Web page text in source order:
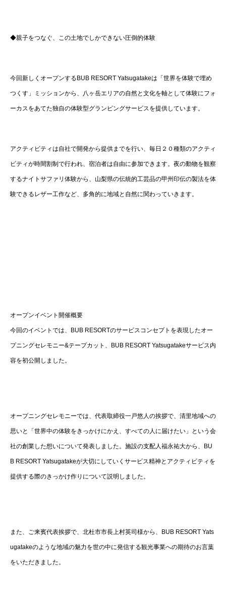
◆親子をつなぐ、この土地でしかできない圧倒的体験
今回新しくオープンするBUB RESORT Yatsugatakeは「世界を体験で埋め
つくす」ミッションから、八ヶ岳エリアの自然と文化を軸として体験にフォ
ーカスをあてた独自の体験型グランピングサービスを提供しています。
アクティビティは自社で開発から提供までを行い、毎日２０種類のアクティ
ビティが時間割制で行われ、宿泊者は自由に参加できます。夜の動物を観察
するナイトサファリ体験から、山梨県の伝統的工芸品の甲州印伝の製法を体
験できるレザー工作など、多角的に地域と自然に関わっていきます。
オープンイベント開催概要
今回のイベントでは、BUB RESORTのサービスコンセプトを表現したオー
プニングセレモニー&テープカット、BUB RESORT Yatsugatakeサービス内
容を初公開しました。
オープニングセレモニーでは、代表取締役一戸悠人の挨拶で、清里地域への
思いと「世界中の体験をきっかけにかえ、すべての人に届けたい」という会
社の創業した想いについて発表しました。施設の支配人福永祐大から、BU
B RESORT Yatsugatakeが大切にしていくサービス精神とアクティビティを
提供する際のきっかけ作りについて説明しました。
また、ご来賓代表挨拶で、北杜市市長上村英司様から、BUB RESORT Yats
ugatakeのような地域の魅力を世の中に発信する観光事業への期待のお言葉
をいただきました。